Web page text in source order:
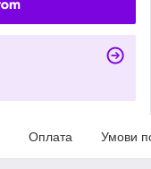
Оплата Умови